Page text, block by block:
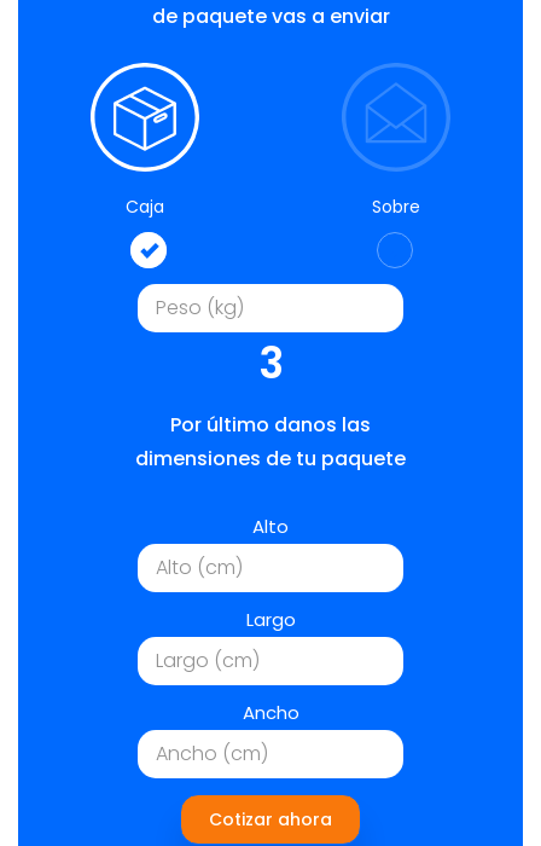
de paquete vas a enviar
Caja Sobre
3
Por último danos las
dimensiones de tu paquete
Alto
Largo
Ancho
Cotizar ahora